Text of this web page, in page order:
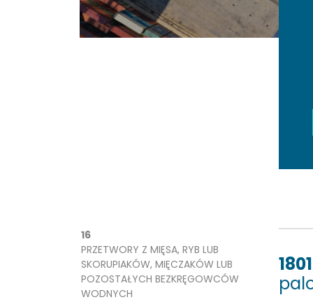
16
PRZETWORY Z MIĘSA, RYB LUB
SKORUPIAKÓW, MIĘCZAKÓW LUB
POZOSTAŁYCH BEZKRĘGOWCÓW
WODNYCH